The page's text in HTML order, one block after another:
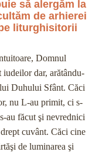
să alergăm la
de arhierei
liturghisitorii
Domnul
iudeilor dar, arătându-
Duhului Sfânt. Căci
nu L-au primit, ci s-
au făcut şi nevrednici
cuvânt. Căci cine
de luminarea şi